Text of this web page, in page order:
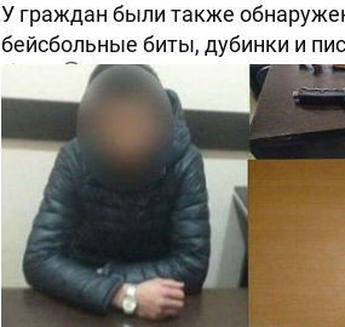
У граждан были также
бейсбольные биты, дубинки и
0